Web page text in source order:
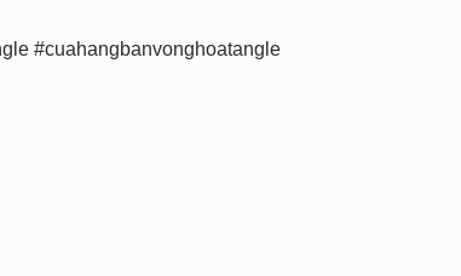
#cuahangbanvonghoatangle